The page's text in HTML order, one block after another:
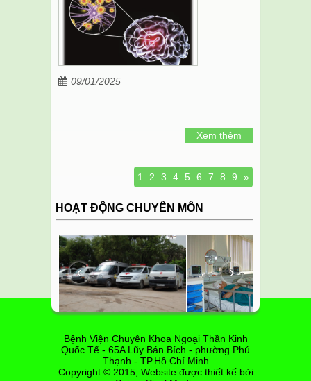
09/01/2025
Xem thêm
1 2 3 4 5 6 7 8 9 »
HOẠT ĐỘNG CHUYÊN MÔN
‹ ›
Bệnh Viện Chuyên Khoa Ngoại Thần Kinh
Quốc Tế - 65A Lũy Bán Bích - phường Phú
Thạnh - TP.Hồ Chí Minh
Copyright © 2015, Website được thiết kế bởi